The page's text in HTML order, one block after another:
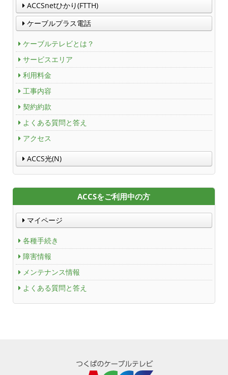
ACCSnetひかり(FTTH)
ケーブルプラス電話
ケーブルテレビとは？
サービスエリア
利用料金
工事内容
契約約款
よくある質問と答え
アクセス
ACCS光(N)
ACCSをご利用中の方
マイページ
各種手続き
障害情報
メンテナンス情報
よくある質問と答え
Service guidance (in English)
Channel Table
ACCSTV
ACCSnet
Cable-plus Phone
ACCSTV,ACCSnet&Cable-plus Phone Set
Service
ACCS Cable Connection
つくばもん（地域情報サイト）